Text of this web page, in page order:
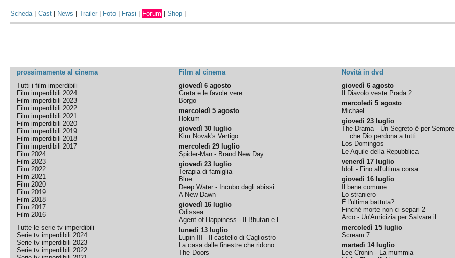
Scheda|Cast News |Trailer Foto Frasi Forum |Shop
prossimamente al cinema Film al cinema Novità in dvd
Tutti i film imperdibili
Film imperdibili 2024
Film imperdibili 2023
Film imperdibili 2022
Film imperdibili 2021
Film imperdibili 2020
Film imperdibili 2019
Film imperdibili 2018
Film imperdibili 2017
Film 2024
Film 2023
Film 2022
Film 2021
Film 2020
Film 2019
Film 2018
Film 2017
Film 2016
Tutte le serie tv imperdibili
Serie tv imperdibili 2024
Serie tv imperdibili 2023
Serie tv imperdibili 2022
giovedì 6 agosto
Greta e le favole vere
Borgo
mercoledì 5 agosto
Hokum
giovedì 30 luglio
Kim Novak's Vertigo
mercoledì 29 luglio
Spider-Man - Brand New Day
giovedì 23 luglio
Terapia di famiglia
Blue
Deep Water - Incubo dagli abissi
A New Dawn
giovedì 16 luglio
Odissea
Agent of Happiness - Il Bhutan e l...
lunedì 13 luglio
Lupin III - Il castello di Cagliostro
La casa dalle finestre che ridono
The Doors
giovedì 6 agosto
Il Diavolo veste Prada 2
mercoledì 5 agosto
Michael
giovedì 23 luglio
The Drama - Un Segreto è per Sempre
... che Dio perdona a tutti
Los Domingos
Le Aquile della Repubblica
venerdì 17 luglio
Idoli - Fino all'ultima corsa
giovedì 16 luglio
Il bene comune
Lo straniero
È l'ultima battuta?
Finchè morte non ci separi 2
Arco - Un'Amicizia per Salvare il ...
mercoledì 15 luglio
Scream 7
martedì 14 luglio
Lee Cronin - La mummia